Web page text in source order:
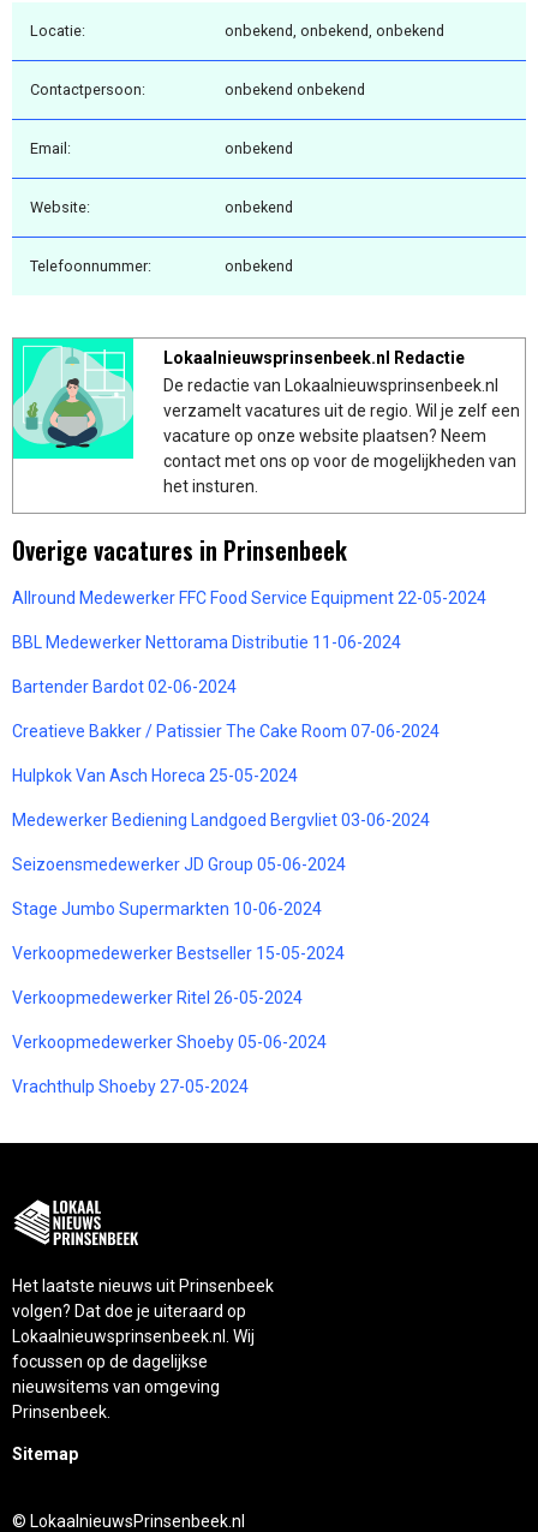
Locatie: onbekend, onbekend, onbekend
Contactpersoon: onbekend onbekend
Email: onbekend
Website: onbekend
Telefoonnummer: onbekend
Lokaalnieuwsprinsenbeek.nl Redactie
De redactie van Lokaalnieuwsprinsenbeek.nl
verzamelt vacatures uit de regio. Wil je zelf een
vacature op onze website plaatsen? Neem
contact met ons op voor de mogelijkheden van
het insturen.
Overige vacatures in Prinsenbeek
Allround Medewerker FFC Food Service Equipment 22-05-2024
BBL Medewerker Nettorama Distributie 11-06-2024
Bartender Bardot 02-06-2024
Creatieve Bakker / Patissier The Cake Room 07-06-2024
Hulpkok Van Asch Horeca 25-05-2024
Medewerker Bediening Landgoed Bergvliet 03-06-2024
Seizoensmedewerker JD Group 05-06-2024
Stage Jumbo Supermarkten 10-06-2024
Verkoopmedewerker Bestseller 15-05-2024
Verkoopmedewerker Ritel 26-05-2024
Verkoopmedewerker Shoeby 05-06-2024
Vrachthulp Shoeby 27-05-2024
Het laatste nieuws uit Prinsenbeek
volgen? Dat doe je uiteraard op
Lokaalnieuwsprinsenbeek.nl. Wij
focussen op de dagelijkse
nieuwsitems van omgeving
Prinsenbeek.
Sitemap
© LokaalnieuwsPrinsenbeek.nl